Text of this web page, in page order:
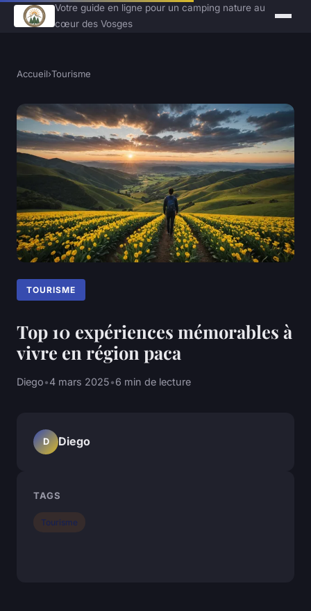
Votre guide en ligne pour un camping nature au
cœur des Vosges
Accueil›Tourisme
TOURISME
Top 10 expériences mémorables à
vivre en région paca
Diego•4 mars 2025•6 min de lecture
D Diego
TAGS
Tourisme